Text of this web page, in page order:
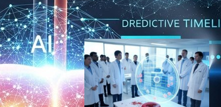
AI（人工知能）ニュース｜
ヘルスケアテクノロジーニュース
2025年8月21日7:06